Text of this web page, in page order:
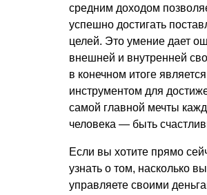
средним доходом
успешно достигать
целей. Это умение дает
внешней и внутренней
в конечном итоге является
инструментом для
самой главной мечты
человека — быть
Если вы хотите прямо
узнать о том, насколько вы
управляете своими